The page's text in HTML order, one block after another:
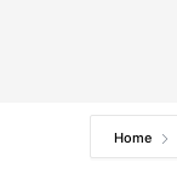
Home